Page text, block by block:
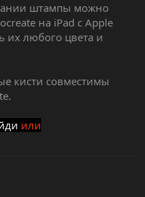
штампы можно
на iPad с Apple
их любого цвета и
кисти совместимы
или